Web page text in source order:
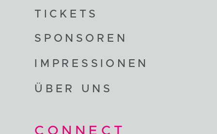
CONNECT
TICKETS
ÜBER UNS
IMPRESSIONEN
SPONSOREN